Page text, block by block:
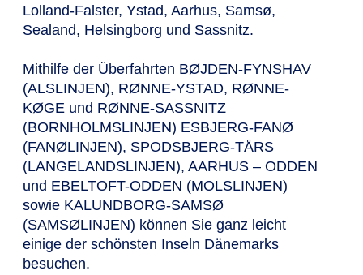
Lolland-Falster, Ystad, Aarhus, Samsø,
Sealand, Helsingborg und Sassnitz.
Mithilfe der Überfahrten BØJDEN-FYNSHAV
(ALSLINJEN), RØNNE-YSTAD, RØNNE-
KØGE und RØNNE-SASSNITZ
(BORNHOLMSLINJEN) ESBJERG-FANØ
(FANØLINJEN), SPODSBJERG-TÅRS
(LANGELANDSLINJEN), AARHUS – ODDEN
und EBELTOFT-ODDEN (MOLSLINJEN)
sowie KALUNDBORG-SAMSØ
(SAMSØLINJEN) können Sie ganz leicht
einige der schönsten Inseln Dänemarks
besuchen.